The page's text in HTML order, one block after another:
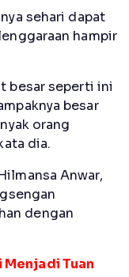
sehari dapat
hampir
besar seperti ini
besar
orang
dia.
Anwar,
dengan
Tuan